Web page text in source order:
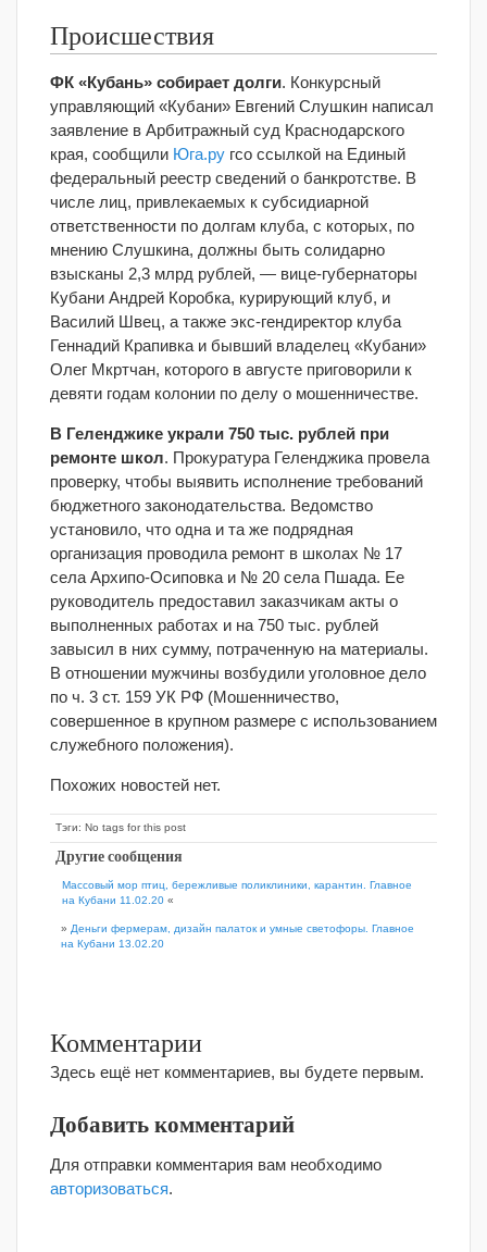
Происшествия
ФК «Кубань» собирает долги. Конкурсный
управляющий «Кубани» Евгений Слушкин написал
заявление в Арбитражный суд Краснодарского
края, сообщили Юга.ру гсо ссылкой на Единый
федеральный реестр сведений о банкротстве. В
числе лиц, привлекаемых к субсидиарной
ответственности по долгам клуба, с которых, по
мнению Слушкина, должны быть солидарно
взысканы 2,3 млрд рублей, — вице-губернаторы
Кубани Андрей Коробка, курирующий клуб, и
Василий Швец, а также экс-гендиректор клуба
Геннадий Крапивка и бывший владелец «Кубани»
Олег Мкртчан, которого в августе приговорили к
девяти годам колонии по делу о мошенничестве.
В Геленджике украли 750 тыс. рублей при
ремонте школ. Прокуратура Геленджика провела
проверку, чтобы выявить исполнение требований
бюджетного законодательства. Ведомство
установило, что одна и та же подрядная
организация проводила ремонт в школах № 17
села Архипо-Осиповка и № 20 села Пшада. Ее
руководитель предоставил заказчикам акты о
выполненных работах и на 750 тыс. рублей
завысил в них сумму, потраченную на материалы.
В отношении мужчины возбудили уголовное дело
по ч. 3 ст. 159 УК РФ (Мошенничество,
совершенное в крупном размере с использованием
служебного положения).
Похожих новостей нет.
Тэги: No tags for this post
Другие сообщения
Массовый мор птиц, бережливые поликлиники, карантин. Главное
на Кубани 11.02.20 «
» Деньги фермерам, дизайн палаток и умные светофоры. Главное
на Кубани 13.02.20
Комментарии
Здесь ещё нет комментариев, вы будете первым.
Добавить комментарий
Для отправки комментария вам необходимо
авторизоваться.